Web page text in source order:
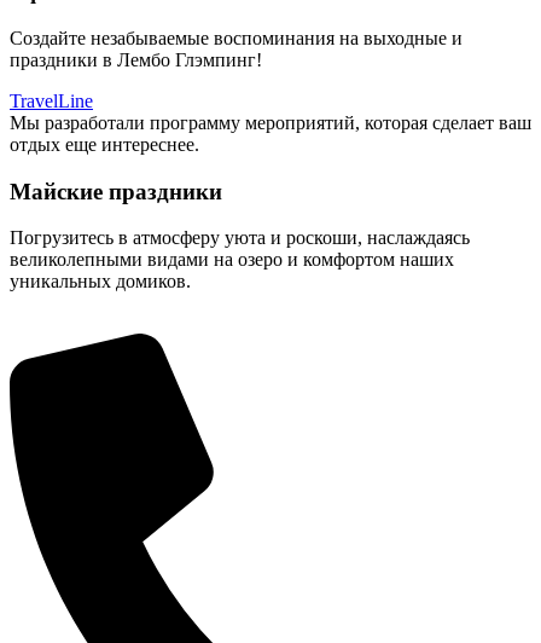
Создайте незабываемые воспоминания на выходные и
праздники в Лембо Глэмпинг!
TravelLine
Мы разработали программу мероприятий, которая сделает ваш
отдых еще интереснее.
Майские праздники
Погрузитесь в атмосферу уюта и роскоши, наслаждаясь
великолепными видами на озеро и комфортом наших
уникальных домиков.